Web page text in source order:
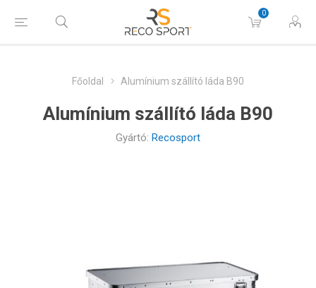
0
Főoldal Alumínium szállító láda B90
Alumínium szállító láda B90
Gyártó: Recosport